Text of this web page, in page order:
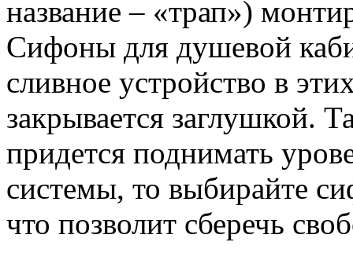
название – «трап»)
Сифоны для душевой
сливное устройство в
закрывается заглушкой.
придется поднимать
системы, то выбирайте
что позволит сберечь